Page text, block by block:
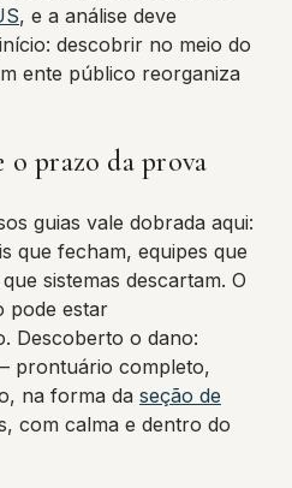
, e a análise deve
descobrir no meio do
ente público reorganiza
prazo da prova
guias vale dobrada aqui:
que fecham, equipes que
sistemas descartam. O
pode estar
Descoberto o dano:
prontuário completo,
na forma da seção de
com calma e dentro do